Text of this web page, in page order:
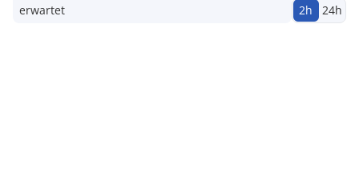
erwartet
2h 24h